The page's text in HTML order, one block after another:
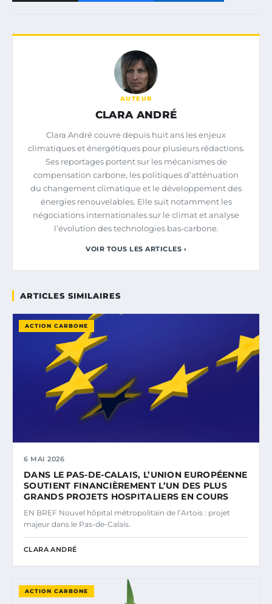
AUTEUR
CLARA ANDRÉ
Clara André couvre depuis huit ans les enjeux
climatiques et énergétiques pour plusieurs rédactions.
Ses reportages portent sur les mécanismes de
compensation carbone, les politiques d’atténuation
du changement climatique et le développement des
énergies renouvelables. Elle suit notamment les
négociations internationales sur le climat et analyse
l’évolution des technologies bas-carbone.
VOIR TOUS LES ARTICLES ›
ARTICLES SIMILAIRES
ACTION CARBONE
6 MAI 2026
DANS LE PAS-DE-CALAIS, L’UNION EUROPÉENNE
SOUTIENT FINANCIÈREMENT L’UN DES PLUS
GRANDS PROJETS HOSPITALIERS EN COURS
EN BREF Nouvel hôpital métropolitain de l’Artois : projet
majeur dans le Pas-de-Calais.
CLARA ANDRÉ
ACTION CARBONE